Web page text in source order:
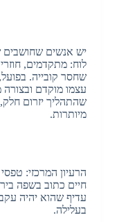
יש אנשים
לוח: מתקדמים,
שחסר קובייה.
עצמו מוקדם
שהתהליך יזרום חלק,
מיותרות.
הרעיון המרכזי:
חיים כתוב בשפה
עדיף שהוא יהיה
בעלילה.